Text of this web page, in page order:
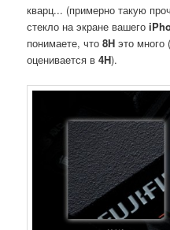
кварц... (примерно такую
стекло на экране вашего
понимаете, что8H это много
оценивается в4H).